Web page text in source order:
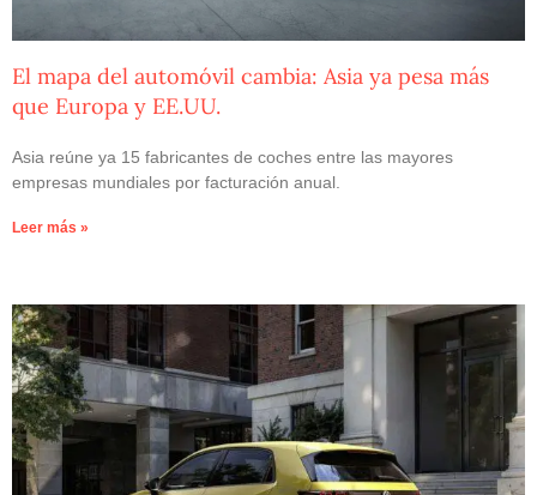
El mapa del automóvil cambia: Asia ya pesa más
que Europa y EE.UU.
Asia reúne ya 15 fabricantes de coches entre las mayores
empresas mundiales por facturación anual.
Leer más »